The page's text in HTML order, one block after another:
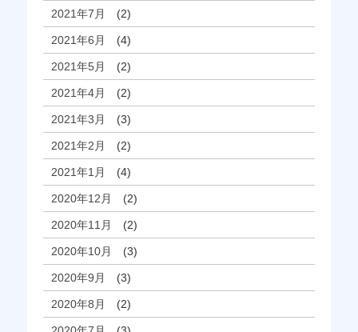
2021年7月 (2)
2021年6月 (4)
2021年5月 (2)
2021年4月 (2)
2021年3月 (3)
2021年2月 (2)
2021年1月 (4)
2020年12月 (2)
2020年11月 (2)
2020年10月 (3)
2020年9月 (3)
2020年8月 (2)